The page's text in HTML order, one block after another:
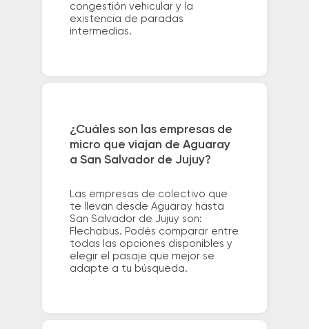
congestión vehicular y la
existencia de paradas
intermedias.
¿Cuáles son las empresas de
micro que viajan de Aguaray
a San Salvador de Jujuy?
Las empresas de colectivo que
te llevan desde Aguaray hasta
San Salvador de Jujuy son:
Flechabus. Podés comparar entre
todas las opciones disponibles y
elegir el pasaje que mejor se
adapte a tu búsqueda.